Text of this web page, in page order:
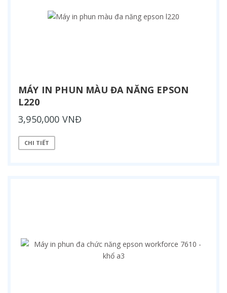
MÁY IN PHUN MÀU ĐA NĂNG EPSON
L220
3,950,000 VNĐ
CHI TIẾT